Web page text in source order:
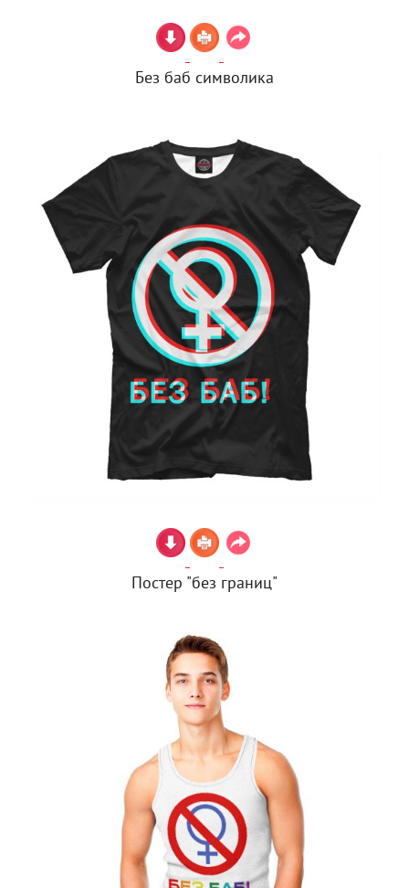
Без баб символика
Постер "без границ"